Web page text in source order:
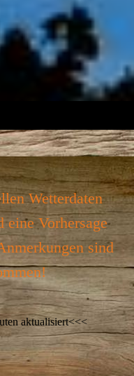
Wetterdaten
eine Vorhersage
sind
aktualisiert<<<